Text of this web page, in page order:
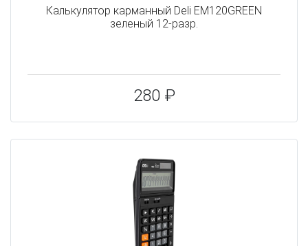
Калькулятор карманный Deli EM120GREEN
зеленый 12-разр.
280 ₽